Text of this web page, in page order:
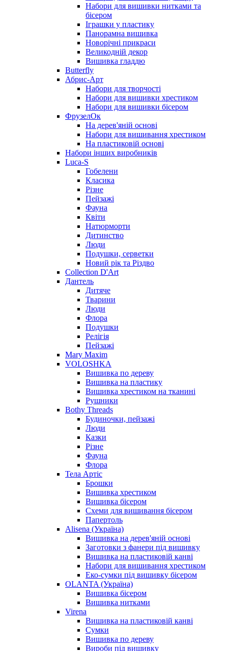
Набори для вишивки нитками та
бісером
Іграшки у пластику
Панорамна вишивка
Новорічні прикраси
Великодній декор
Вишивка гладдю
Butterfly
Абрис-Арт
Набори для творчості
Набори для вишивки хрестиком
Набори для вишивки бісером
ФрузелОк
На дерев'яній основі
Набори для вишивання хрестиком
На пластиковій основі
Набори інших виробників
Luca-S
Гобелени
Класика
Різне
Пейзажі
Фауна
Квіти
Натюрморти
Дитинство
Люди
Подушки, серветки
Новий рік та Різдво
Collection D'Art
Дантель
Дитяче
Тварини
Люди
Флора
Подушки
Релігія
Пейзажі
Mary Maxim
VOLOSHKA
Вишивка по дереву
Вишивка на пластику
Вишивка хрестиком на тканині
Рушники
Bothy Threads
Будиночки, пейзажі
Люди
Казки
Різне
Фауна
Флора
Тела Артіс
Брошки
Вишивка хрестиком
Вишивка бісером
Схеми для вишивання бісером
Папертоль
Alisena (Україна)
Вишивка на дерев'яній основі
Заготовки з фанери під вишивку
Вишивка на пластиковій канві
Набори для вишивання хрестиком
Еко-сумки під вишивку бісером
OLANTA (Україна)
Вишивка бісером
Вишивка нитками
Virena
Вишивка на пластиковій канві
Сумки
Вишивка по дереву
Вироби під вишивку